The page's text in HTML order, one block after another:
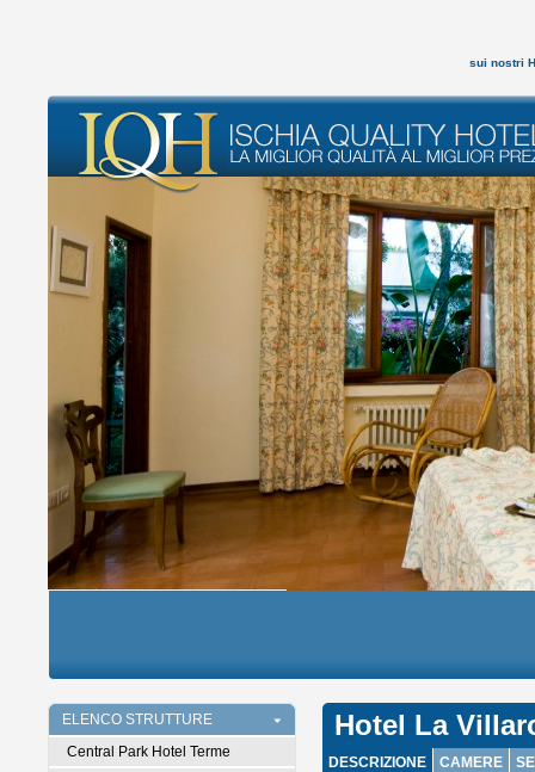
sui nostri
Hotel La
DESCRIZIONE CAMERE
ELENCO STRUTTURE
Central Park Hotel Terme